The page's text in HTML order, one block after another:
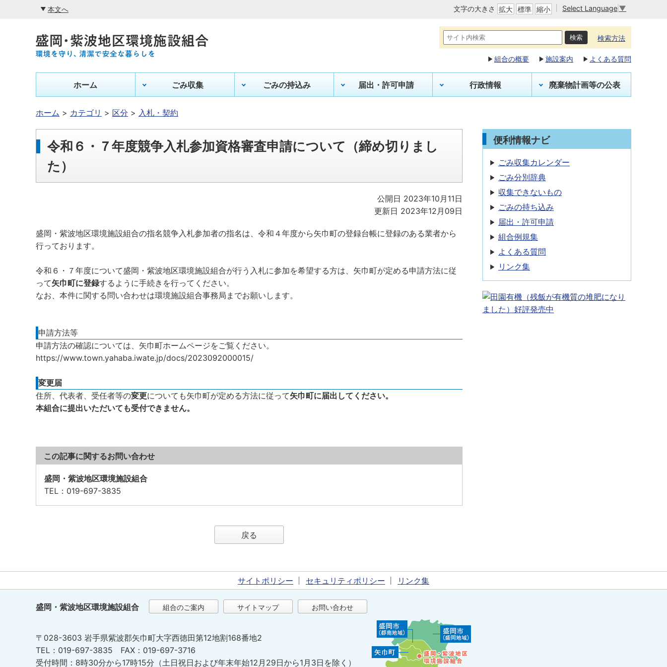
本文へ 文字の大きさ 拡大 標準 縮小 Select Language ▼
検索方法
組合の概要 施設案内 よくある質問
ホーム ごみ収集 ごみの持込み 届出・許可申請 行政情報 廃棄物計画等の公表
ホーム カテゴリ 区分 入札・契約
令和６・７年度競争入札参加資格審査申請について（締め切りまし
た）
公開日 2023年10月11日
更新日 2023年12月09日
盛岡・紫波地区環境施設組合の指名競争入札参加者の指名は、令和４年度から矢巾町の登録台帳に登録のある業者から
行っております。
令和６・７年度について盛岡・紫波地区環境施設組合が行う入札に参加を希望する方は、矢巾町が定める申請方法に従
って矢巾町に登録するように手続きを行ってください。
なお、本件に関する問い合わせは環境施設組合事務局までお願いします。
申請方法等
申請方法の確認については、矢巾町ホームページをご覧ください。
https://www.town.yahaba.iwate.jp/docs/2023092000015/
変更届
住所、代表者、受任者等の変更についても矢巾町が定める方法に従って矢巾町に届出してください。
本組合に提出いただいても受付できません。
この記事に関するお問い合わせ
盛岡・紫波地区環境施設組合
TEL ：019-697-3835
戻る
便利情報ナビ
ごみ収集カレンダー
ごみ分別辞典
収集できないもの
ごみの持ち込み
届出・許可申請
組合例規集
よくある質問
リンク集
サイトポリシー セキュリティポリシー リンク集
盛岡・紫波地区環境施設組合 組合のご案内 サイトマップ お問い合わせ
〒028-3603 岩手県紫波郡矢巾町大字西徳田第12地割168番地2
TEL：019-697-3835 FAX：019-697-3716
受付時間：8時30分から17時15分（土日祝日および年末年始12月29日から1月3日を除く）